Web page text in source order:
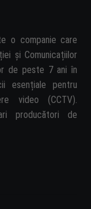
o companie care
și Comunicațiilor
de peste 7 ani în
esențiale pentru
video (CCTV).
producători de